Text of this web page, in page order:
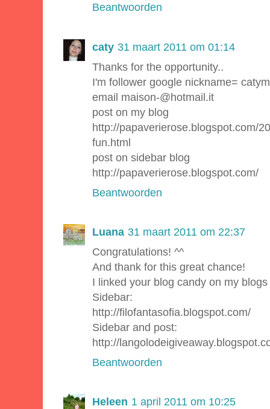
Beantwoorden
caty 31 maart 2011 om 01:14
Thanks for the opportunity..
I'm follower google nickname=
email maison-@hotmail.it
post on my blog
http://papaverierose.blogspot.com/
fun.html
post on sidebar blog
http://papaverierose.blogspot.com/
Beantwoorden
Luana 31 maart 2011 om 22:37
Congratulations! ^^
And thank for this great chance!
I linked your blog candy on my blogs
Sidebar:
http://filofantasofia.blogspot.com/
Sidebar and post:
http://
Beantwoorden
Heleen 1 april 2011 om 10:25